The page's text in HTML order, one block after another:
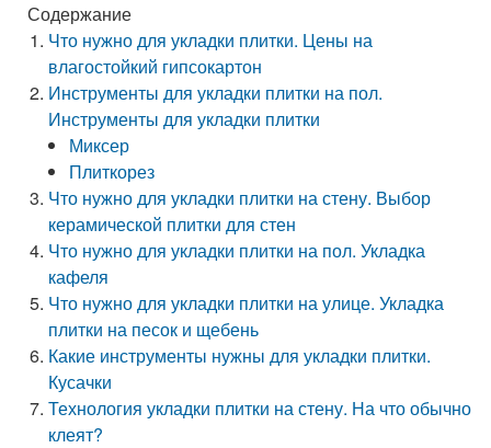
Содержание
Что нужно для укладки плитки. Цены на
влагостойкий гипсокартон
Инструменты для укладки плитки на пол.
Инструменты для укладки плитки
Миксер
Плиткорез
Что нужно для укладки плитки на стену. Выбор
керамической плитки для стен
Что нужно для укладки плитки на пол. Укладка
кафеля
Что нужно для укладки плитки на улице. Укладка
плитки на песок и щебень
Какие инструменты нужны для укладки плитки.
Кусачки
Технология укладки плитки на стену. На что обычно
клеят?